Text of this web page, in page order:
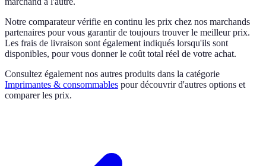
Notre comparateur vérifie en continu les prix chez nos marchands
partenaires pour vous garantir de toujours trouver le meilleur prix.
Les frais de livraison sont également indiqués lorsqu'ils sont
disponibles, pour vous donner le coût total réel de votre achat.
Consultez également nos autres produits dans la catégorie
Imprimantes & consommables pour découvrir d'autres options et
comparer les prix.